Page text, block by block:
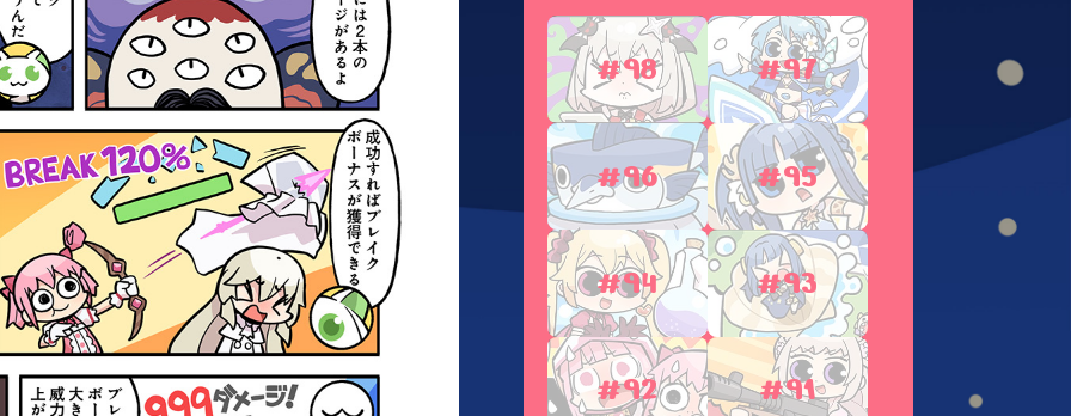
#98 #97
#96 #95
#94 #93
#92 #91